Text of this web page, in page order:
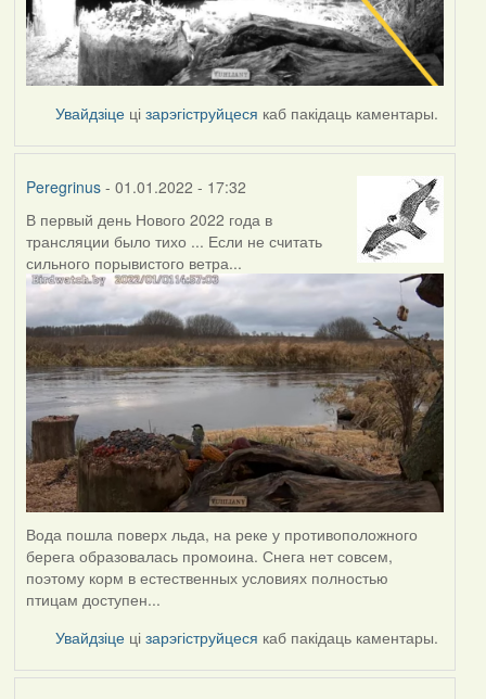
Увайдзіце цізарэгіструйцеся каб пакідаць каментары.
Peregrinus- 01.01.2022 - 17:32
В первый день Нового 2022 года в
трансляции было тихо ... Если не считать
сильного порывистого ветра...
Вода пошла поверх льда, на реке у противоположного
берега образовалась промоина. Снега нет совсем,
поэтому корм в естественных условиях полностью
птицам доступен...
Увайдзіце цізарэгіструйцеся каб пакідаць каментары.